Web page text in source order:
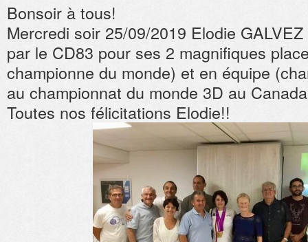
Bonsoir à tous!
Mercredi soir 25/09/2019 Elodie
par le CD83 pour ses 2 magnifiques
championne du monde) et en équipe
au championnat du monde 3D au
Toutes nos félicitations Elodie!!